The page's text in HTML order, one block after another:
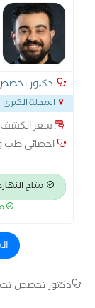
دكتور
المحلة الكبرى
المحله الكبري... سعر
اخصائي طب
متاح النهاردة
دكتور تخصص